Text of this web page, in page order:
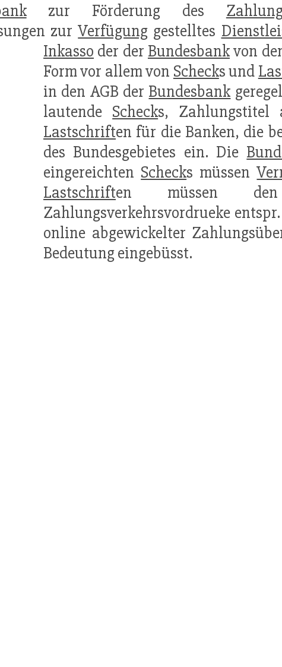
zur Förderung des
zurVerfügung gestelltes
Inkasso der der Bundesbankvon
Form vor allem von Schecks und
in den AGB der Bundesbank
lautende Schecks, Zahlungstitel
Lastschriften für die Banken, die
des Bundesgebietes ein. Die
eingereichten Schecks müssen
Lastschriften müssen
Zahlungsverkehrsvordrueke
online abgewickelter
Bedeutung eingebüsst.